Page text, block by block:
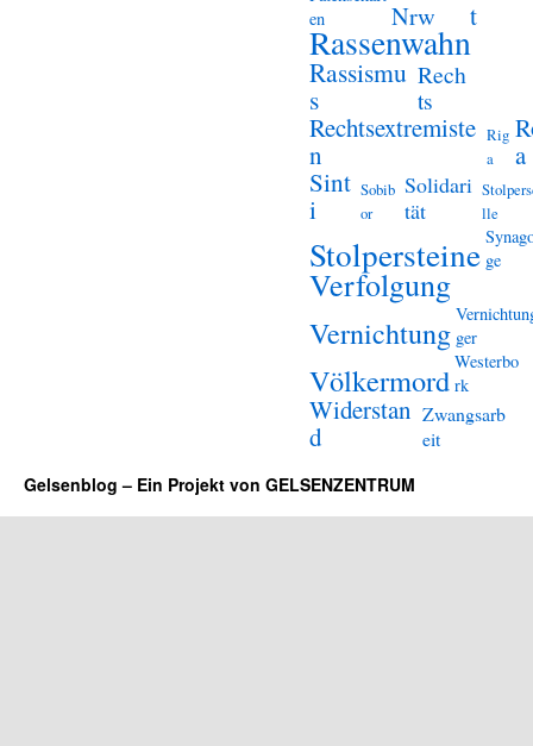
en
Nrw
t
Rassenwahn
Rassismu
s
Rech
ts
Rechtsextremiste
n
Rig
a
a
Sint
i
Sobib
or
Solidari
tät
lle
Stolpersteine ge
Verfolgung
Vernichtung ger
Völkermord Westerbo
rk
Widerstan
d
Zwangsarb
eit
Gelsenblog – Ein Projekt von GELSENZENTRUM